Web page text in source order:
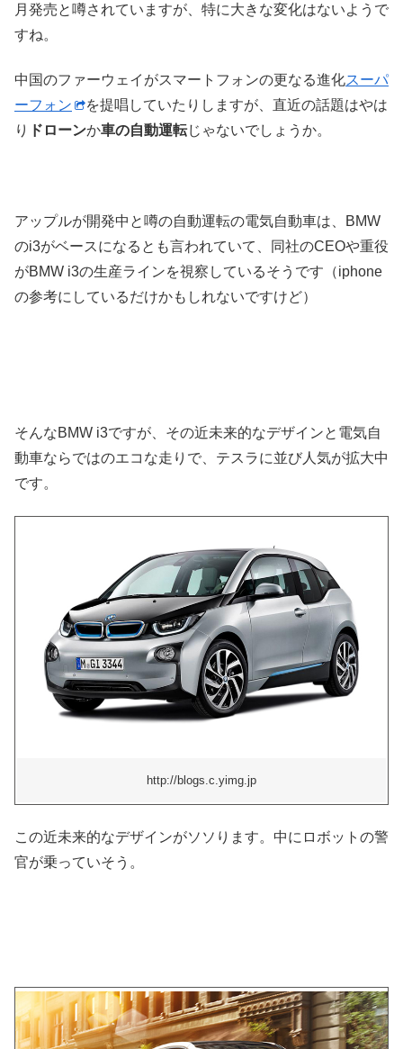
月発売と噂されていますが、特に大きな変化はないようで
すね。
中国のファーウェイがスマートフォンの更なる進化スーパ
ーフォン
を提唱していたりしますが、直近の話題はやは
り
ドローンか車の自動運転じゃないでしょうか。
アップルが開発中と噂の自動運転の電気自動車は、BMW
のi3がベースになるとも言われていて、同社のCEOや重役
がBMW i3の生産ラインを視察しているそうです（iphone
の参考にしているだけかもしれないですけど）
そんなBMW i3ですが、その近未来的なデザインと電気自
動車ならではのエコな走りで、テスラに並び人気が拡大中
です。
http://blogs.c.yimg.jp
この近未来的なデザインがソソります。中にロボットの警
官が乗っていそう。